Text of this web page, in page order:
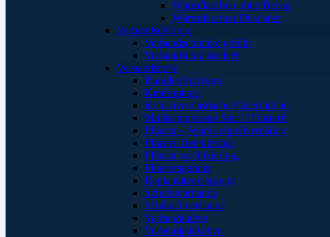
Wärmflaschen ohne Bezug
Wärmflaschen Plüschtier
Verbandschränke
Verbandschränke gefüllt
Verbandschränke leer
Verbandstoffe
Kanülenfixierung
Kinesoptape
Kohäsive elastische Fixierbinden
Mullkompressen Steril / Unsteril
Pflaster – Wundschnellverbände
Pflaster Detektierbar
Pflaster zur Fixierung
Pflasterspender
Replantatversorgung
Schnellverbände
Schlauchverbände
Verbandtücher
Verbandpäckchen